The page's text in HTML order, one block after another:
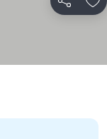
Paylaş